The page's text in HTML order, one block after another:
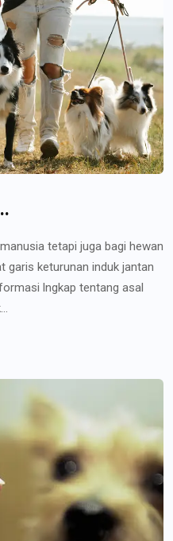
tetapi juga bagi hewan
garis keturunan induk jantan
lngkap tentang asal